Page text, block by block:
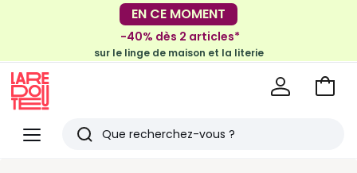
-30€ tous les 100€*
sur le meuble & la déco
EN CE MOMENT
-40% dès 2 articles*
sur le linge de maison et la literie
Menu
Redoute
Rechercher
Voir